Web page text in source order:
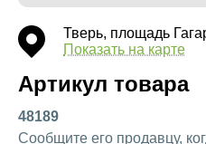
Тверь, площадь
Показать на карте
Артикул товара
48189
Сообщите его продавцу,